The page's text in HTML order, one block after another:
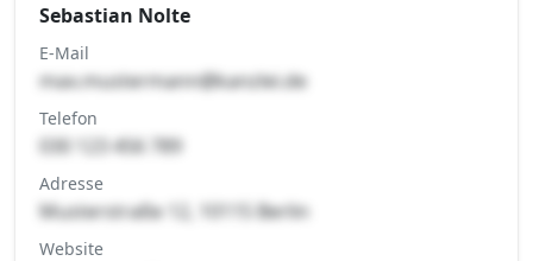
Sebastian Nolte
E-Mail
max.mustermann@kanzlei.de
Telefon
030 123 456 789
Adresse
Musterstraße 12, 10115 Berlin
Website